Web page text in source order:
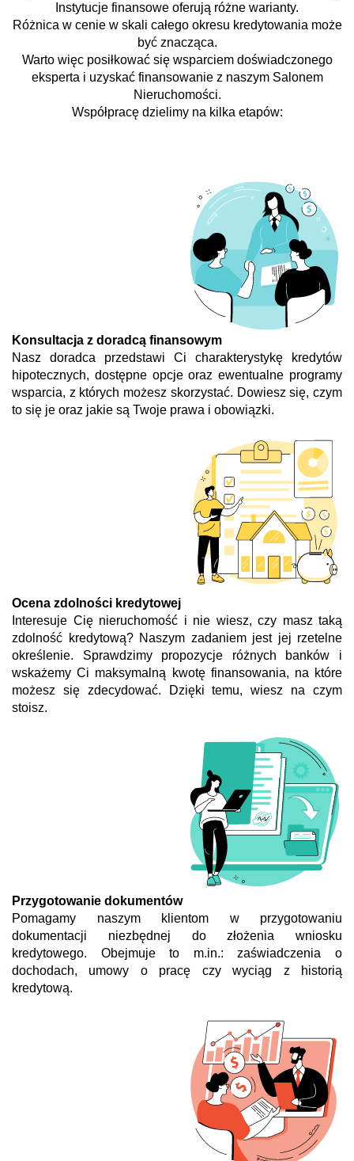
Instytucje finansowe oferują różne warianty.
Różnica w cenie w skali całego okresu kredytowania może
być znacząca.
Warto więc posiłkować się wsparciem doświadczonego
eksperta i uzyskać finansowanie z naszym Salonem
Nieruchomości.
Współpracę dzielimy na kilka etapów:
Konsultacja z doradcą finansowym
Nasz doradca przedstawi Ci charakterystykę kredytów
hipotecznych, dostępne opcje oraz ewentualne programy
wsparcia, z których możesz skorzystać. Dowiesz się, czym
to się je oraz jakie są Twoje prawa i obowiązki.
Ocena zdolności kredytowej
Interesuje Cię nieruchomość i nie wiesz, czy masz taką
zdolność kredytową? Naszym zadaniem jest jej rzetelne
określenie. Sprawdzimy propozycje różnych banków i
wskażemy Ci maksymalną kwotę finansowania, na które
możesz się zdecydować. Dzięki temu, wiesz na czym
stoisz.
Przygotowanie dokumentów
Pomagamy naszym klientom w przygotowaniu
dokumentacji niezbędnej do złożenia wniosku
kredytowego. Obejmuje to m.in.: zaświadczenia o
dochodach, umowy o pracę czy wyciąg z historią
kredytową.